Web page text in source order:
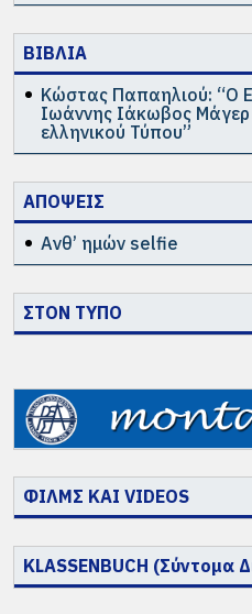
ΒΙΒΛΙΑ
Κώστας Παπαηλιού: “Ο
Ιωάννης Ιάκωβος Μάγερ
ελληνικού Τύπου”
ΑΠΟΨΕΙΣ
Ανθ’ ημών selfie
ΣΤΟΝ ΤΥΠΟ
ΦΙΛΜΣ ΚΑΙ VIDEOS
KLASSENBUCH (Σύντομα